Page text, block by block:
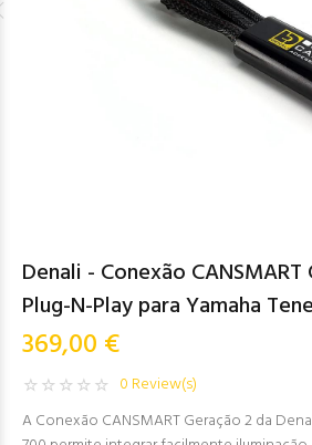
Denali - Conexão CANSMART
Plug-N-Play para Yamaha
369,00 €
0 Review(s)
A Conexão CANSMART Geração 2 da